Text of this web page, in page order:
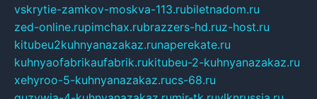
vskrytie-zamkov-moskva-113.rubiletnadom.ru
zed-online.rupimchax.rubrazzers-hd.ruz-host.ru
kitubeu2kuhnyanazakaz.runaperekate.ru
kuhnyaofabrikaufabrik.rukitubeu-2-kuhnyanazakaz.ru
xehyroo-5-kuhnyanazakaz.rucs-68.ru